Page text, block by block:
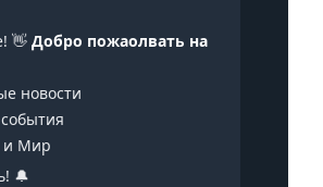
👋 Добро пожаолвать на
новости
и Мир
🔔